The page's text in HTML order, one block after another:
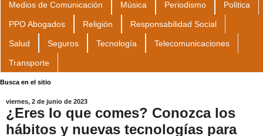
Medios de Comunicación Música Periodismo Politica
PPO Abogados Religión Responsabilidad Social
Salud Seguros Tecnología Telecomunicaciones
Transporte
Busca en el sitio
viernes, 2 de junio de 2023
¿Eres lo que comes? Conozca los
hábitos y nuevas tecnologías para